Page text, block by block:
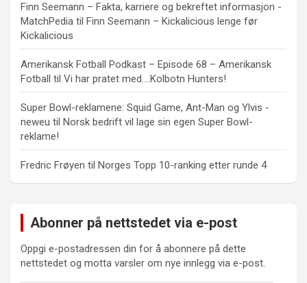
Finn Seemann – Fakta, karriere og bekreftet informasjon -
MatchPedia til Finn Seemann – Kickalicious lenge før
Kickalicious
Amerikansk Fotball Podkast – Episode 68 – Amerikansk
Fotball til Vi har pratet med….Kolbotn Hunters!
Super Bowl-reklamene: Squid Game, Ant-Man og Ylvis -
neweu til Norsk bedrift vil lage sin egen Super Bowl-
reklame!
Fredric Frøyen til Norges Topp 10-ranking etter runde 4
Abonner på nettstedet via e-post
Oppgi e-postadressen din for å abonnere på dette
nettstedet og motta varsler om nye innlegg via e-post.